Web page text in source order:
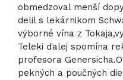
obmedzoval menší
delil s lekárnikom
výborné vína z
Teleki ďalej spomína
profesora
pekných a poučných